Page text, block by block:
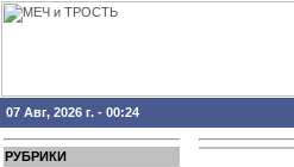
07 Авг, 2026 г. - 00:24
РУБРИКИ